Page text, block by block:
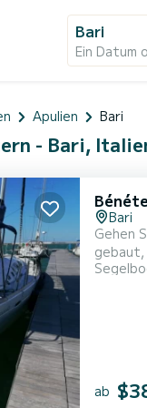
Bari
Ein Datum
Apulien Bari
- Bari,
Bari
Gehen
gebaut, um
ab